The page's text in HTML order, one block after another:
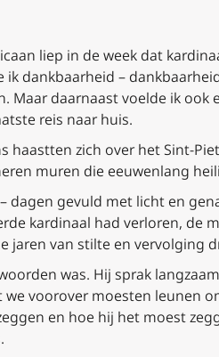
liep in de week dat
dankbaarheid –
Maar daarnaast voelde ik
reis naar huis.
haastten zich over het Sint-
muren die eeuwenlang
dagen gevuld met licht en
kardinaal had verloren, de
jaren van stilte en vervolging
was. Hij sprak
voorover moesten leunen
en hoe hij het moest